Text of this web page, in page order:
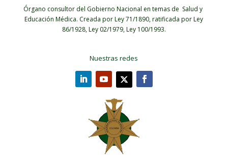
Órgano consultor del Gobierno Nacional en temas de Salud y
Educación Médica. Creada por Ley 71/1890, ratificada por Ley
86/1928, Ley 02/1979, Ley 100/1993.
Nuestras redes